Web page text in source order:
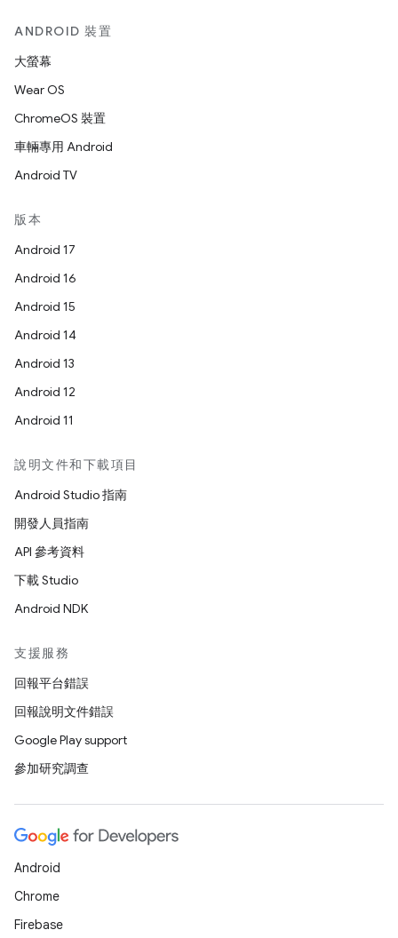
ANDROID 裝置
大螢幕
Wear OS
ChromeOS 裝置
車輛專用 Android
Android TV
版本
Android 17
Android 16
Android 15
Android 14
Android 13
Android 12
Android 11
說明文件和下載項目
Android Studio 指南
開發人員指南
API 參考資料
下載 Studio
Android NDK
支援服務
回報平台錯誤
回報說明文件錯誤
Google Play support
參加研究調查
Android
Chrome
Firebase